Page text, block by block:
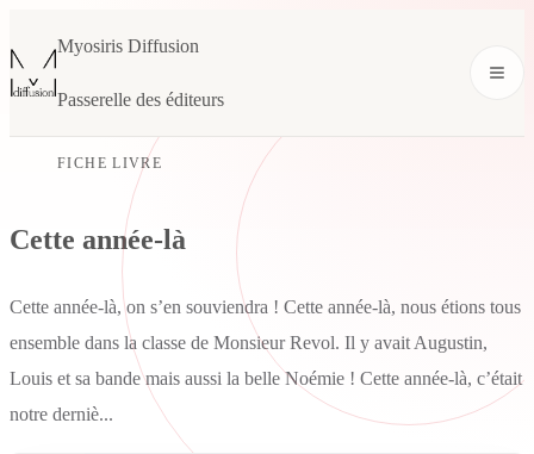
Myosiris Diffusion
Passerelle des éditeurs
FICHE LIVRE
Cette année-là
Cette année-là, on s’en souviendra ! Cette année-là, nous étions tous
ensemble dans la classe de Monsieur Revol. Il y avait Augustin,
Louis et sa bande mais aussi la belle Noémie ! Cette année-là, c’était
notre derniè...